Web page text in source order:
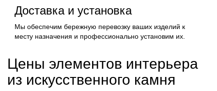
Доставка и установка
Мы обеспечим бережную перевозку ваших изделий к
месту назначения и профессионально установим их.
Цены элементов интерьера
из искусственного камня